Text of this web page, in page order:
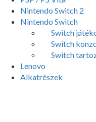
Nintendo Switch 2
Nintendo Switch
Switch
Switch
Switch
Lenovo
Alkatrészek